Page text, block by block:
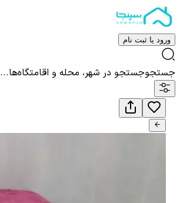
ورود یا ثبت نام
جستجوجستجو در شهر، محله و اقامتگاه‌ها...